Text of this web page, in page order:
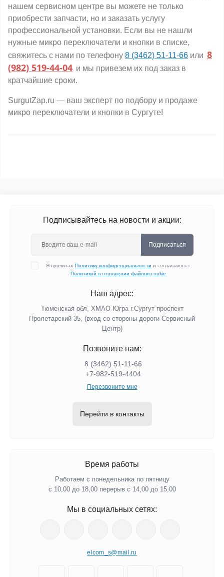
нашем сервисном центре вы можете не только
приобрести запчасти, но и заказать услугу
профессиональной установки. Если вы не нашли
нужные микро переключатели и кнопки в списке,
свяжитесь с нами по телефону 8 (3462) 51-11-66 или 8
(982) 519-44-04 и мы привезем их под заказ в
кратчайшие сроки.
SurgutZap.ru — ваш эксперт по подбору и продаже
микро переключатели и кнопки в Сургуте!
Подписывайтесь на новости и акции:
Подписаться
Я прочитал Политику конфиденциальности и соглашаюсь с
Политикой в отношении файлов cookie
Наш адрес:
Тюменская обл, ХМАО-Югра г.Сургут проспект
Пролетарский 35, (вход со стороны дороги Сервисный
Центр)
Позвоните нам:
8 (3462) 51-11-66
+7-982-519-4404
Перезвоните мне
Перейти в контакты
Время работы
Работаем с понедельника по пятницу
с 10,00 до 18,00 перерыв с 14,00 до 15,00
Мы в социальных сетях:
elcom_s@mail.ru